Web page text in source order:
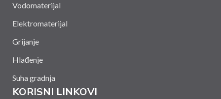
Vodomaterijal
Elektromaterijal
Grijanje
Hlađenje
Suha gradnja
KORISNI LINKOVI